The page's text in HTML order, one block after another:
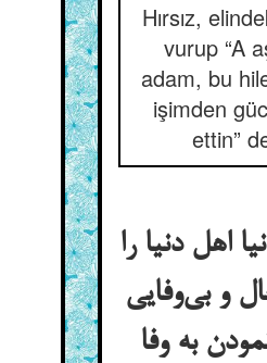
Hırsız,
vurup “A
adam, bu
işimden
ettin”
اهل دنیا را
و بی‌وفایی
به وفا